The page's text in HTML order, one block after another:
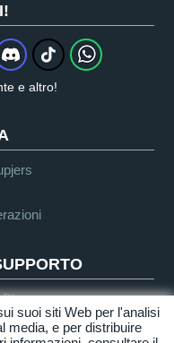
e altro!
Plays
suoi siti Web per l'analisi
media, e per distribuire